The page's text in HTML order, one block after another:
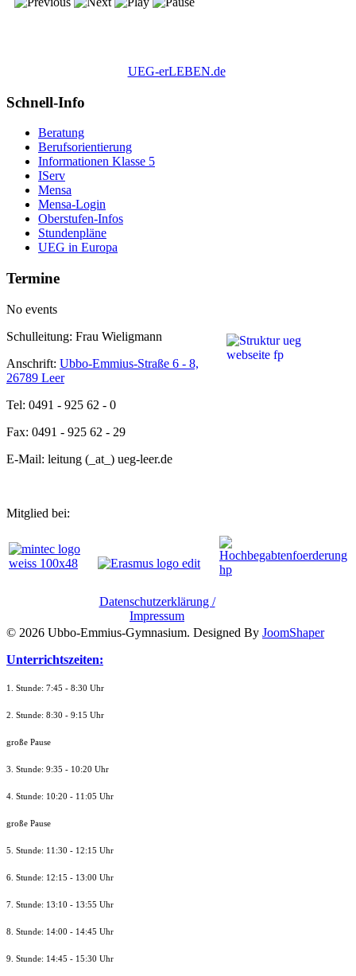
UEG-erLEBEN.de
Schnell-Info
Beratung
Berufsorientierung
Informationen Klasse 5
IServ
Mensa
Mensa-Login
Oberstufen-Infos
Stundenpläne
UEG in Europa
Termine
No events
Schulleitung: Frau Wieligmann
Anschrift: Ubbo-Emmius-Straße 6 - 8,
26789 Leer
Tel: 0491 - 925 62 - 0
Fax: 0491 - 925 62 - 29
E-Mail: leitung (_at_) ueg-leer.de
Mitglied bei:
Datenschutzerklärung /
Impressum
© 2026 Ubbo-Emmius-Gymnasium. Designed By JoomShaper
Unterrichtszeiten:
1. Stunde: 7:45 - 8:30 Uhr
2. Stunde: 8:30 - 9:15 Uhr
große Pause
3. Stunde: 9:35 - 10:20 Uhr
4. Stunde: 10:20 - 11:05 Uhr
große Pause
5. Stunde: 11:30 - 12:15 Uhr
6. Stunde: 12:15 - 13:00 Uhr
7. Stunde: 13:10 - 13:55 Uhr
8. Stunde: 14:00 - 14:45 Uhr
9. Stunde: 14:45 - 15:30 Uhr